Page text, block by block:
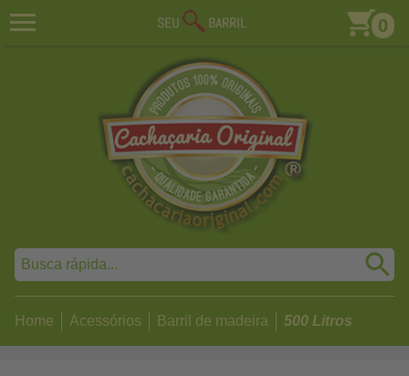
0
Home Acessórios Barril de madeira 500 Litros